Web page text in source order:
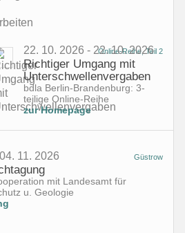
22. 10. 2026 - 22. 10. 2026
Richtiger Umgang mit
Unterschwellenvergaben
bdla Berlin-Brandenburg: 3-
teilige Online-Reihe
zur Homepage
Online-Reihe, Teil 2
11. 2026
mit Landesamt für
u. Geologie
Güstrow